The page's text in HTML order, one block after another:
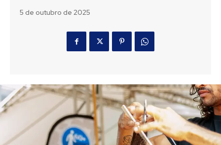
5 de outubro de 2025